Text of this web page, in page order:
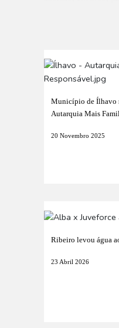
Município de Ílhavo
Autarquia Mais
20 Novembro 2025
Ribeiro levou água
23 Abril 2026